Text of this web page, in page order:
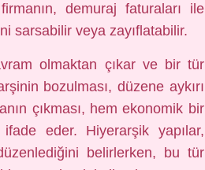
demuraj faturaları ile
sarsabilir veya zayıflatabilir.
olmaktan çıkar ve bir tür
bozulması, düzene aykırı
çıkması, hem ekonomik bir
eder. Hiyerarşik yapılar,
belirlerken, bu tür